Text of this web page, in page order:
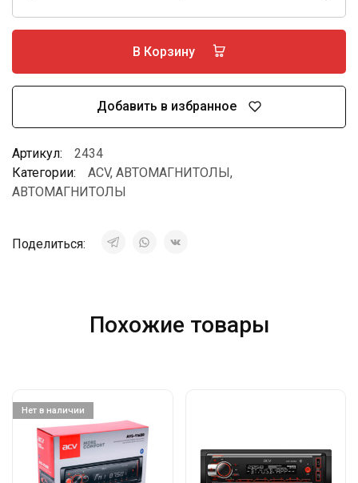
В Корзину
Добавить в избранное
Артикул:
2434
Категории:
ACV, АВТОМАГНИТОЛЫ,
АВТОМАГНИТОЛЫ
Поделиться:
Похожие товары
Нет в наличии